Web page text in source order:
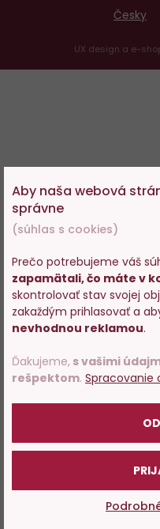
Aby naša webová
správne
(súhlas s cookies)
Prečo potrebujeme váš
zapamätali, čo máte v
skontrolovať stav svojej
zakaždým prihlasovať a
nevhodnou reklamou.
Ďakujeme, s vašimi
rešpektom. Spracovanie
Česky
UX design a e-
potvrďte,